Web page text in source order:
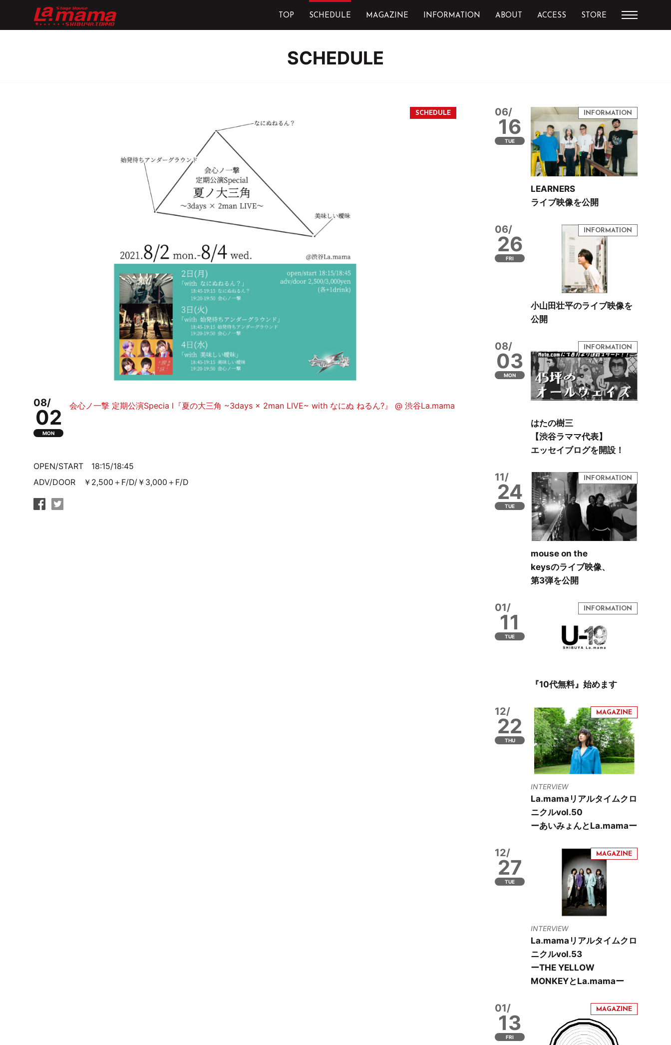
TOP SCHEDULE MAGAZINE INFORMATION ABOUT ACCESS STORE
SCHEDULE
08/
02
MON
会心ノ一撃 定期公演Specia l『夏の大三角 ~3days × 2man LIVE~ with なにぬ ねるん?』 @ 渋谷La.mama
OPEN/START 18:15/18:45
ADV/DOOR ￥2,500＋F/D/￥3,000＋F/D
06/
16
TUE
LEARNERS
ライブ映像を公開
06/
26
FRI
小山田壮平のライブ映像を
公開
08/
03
MON
はたの樹三
【渋谷ラママ代表】
エッセイブログを開設！
11/
24
TUE
mouse on the
keysのライブ映像、
第3弾を公開
01/
11
TUE
『10代無料』始めます
12/
22
THU
INTERVIEW
La.mamaリアルタイムクロ
ニクルvol.50
ーあいみょんとLa.mamaー
12/
27
TUE
INTERVIEW
La.mamaリアルタイムクロ
ニクルvol.53
ーTHE YELLOW
MONKEYとLa.mamaー
01/
13
FRI